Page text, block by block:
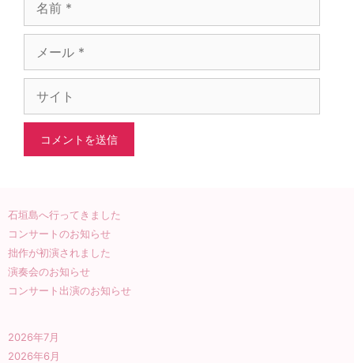
ル
ト
石垣島へ行ってきました
コンサートのお知らせ
拙作が初演されました
演奏会のお知らせ
コンサート出演のお知らせ
2026年7月
2026年6月